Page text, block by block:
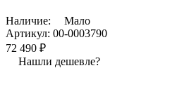
Наличие:
Мало
Артикул: 00-0003790
72 490 ₽
Нашли дешевле?